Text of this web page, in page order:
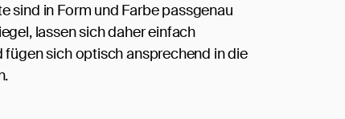
sind in Form und Farbe passgenau
lassen sich daher einfach
fügen sich optisch ansprechend in die